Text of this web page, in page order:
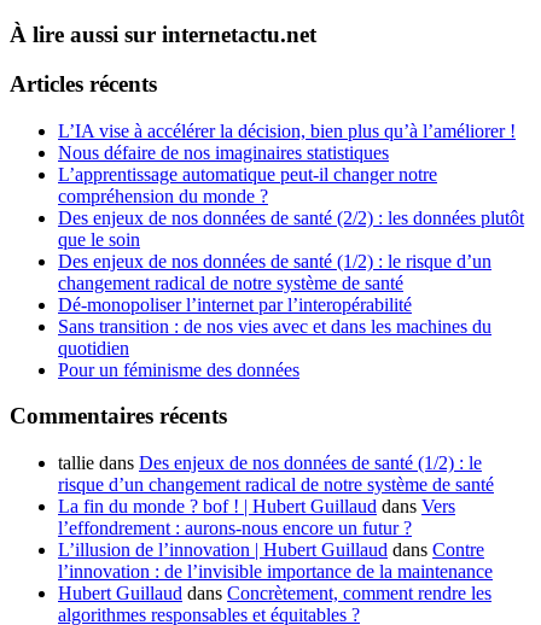
À lire aussi sur internetactu.net
Articles récents
L’IA vise à accélérer la décision, bien plus qu’à l’améliorer !
Nous défaire de nos imaginaires statistiques
L’apprentissage automatique peut-il changer notre
compréhension du monde ?
Des enjeux de nos données de santé (2/2) : les données plutôt
que le soin
Des enjeux de nos données de santé (1/2) : le risque d’un
changement radical de notre système de santé
Dé-monopoliser l’internet par l’interopérabilité
Sans transition : de nos vies avec et dans les machines du
quotidien
Pour un féminisme des données
Commentaires récents
tallie dans Des enjeux de nos données de santé (1/2) : le
risque d’un changement radical de notre système de santé
La fin du monde ? bof ! | Hubert Guillaud dans Vers
l’effondrement : aurons-nous encore un futur ?
L’illusion de l’innovation | Hubert Guillaud dans Contre
l’innovation : de l’invisible importance de la maintenance
Hubert Guillaud dans Concrètement, comment rendre les
algorithmes responsables et équitables ?